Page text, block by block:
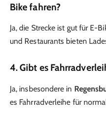
Bike fahren?
Ja, die Strecke ist gut für E-
und Restaurants bieten
4. Gibt es
Ja, insbesondere in
es Fahrradverleihe für